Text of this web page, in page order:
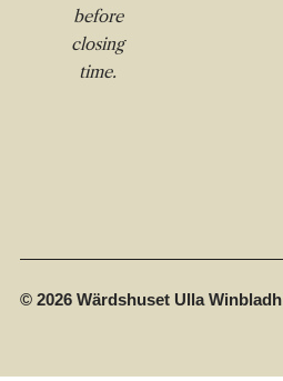
before
closing
time.
© 2026 Wärdshuset Ulla Winbladh